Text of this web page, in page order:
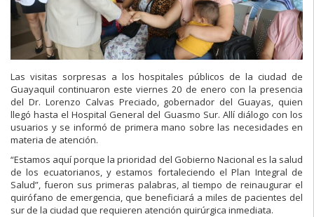
Las visitas sorpresas a los hospitales públicos de la ciudad de
Guayaquil continuaron este viernes 20 de enero con la presencia
del Dr. Lorenzo Calvas Preciado, gobernador del Guayas, quien
llegó hasta el Hospital General del Guasmo Sur. Allí diálogo con los
usuarios y se informó de primera mano sobre las necesidades en
materia de atención.
“Estamos aquí porque la prioridad del Gobierno Nacional es la salud
de los ecuatorianos, y estamos fortaleciendo el Plan Integral de
Salud”, fueron sus primeras palabras, al tiempo de reinaugurar el
quirófano de emergencia, que beneficiará a miles de pacientes del
sur de la ciudad que requieren atención quirúrgica inmediata.